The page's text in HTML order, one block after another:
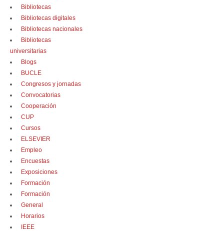
Bibliotecas
Bibliotecas digitales
Bibliotecas nacionales
Bibliotecas
universitarias
Blogs
BUCLE
Congresos y jornadas
Convocatorias
Cooperación
CUP
Cursos
ELSEVIER
Empleo
Encuestas
Exposiciones
Formación
Formación
General
Horarios
IEEE